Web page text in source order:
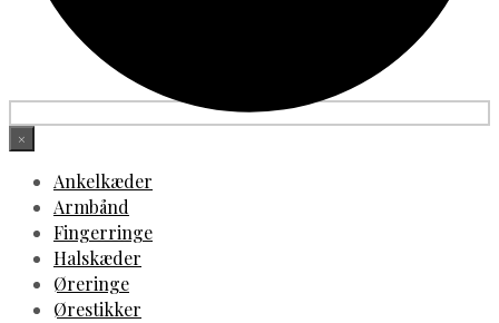
×
Ankelkæder
Armbånd
Fingerringe
Halskæder
Øreringe
Ørestikker